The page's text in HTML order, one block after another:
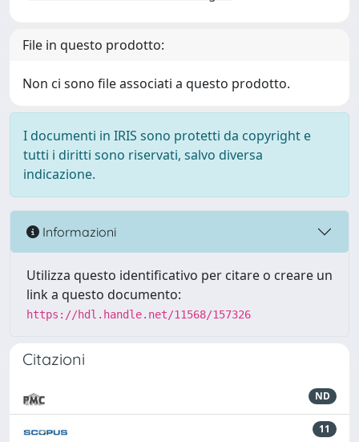
File in questo prodotto:
Non ci sono file associati a questo prodotto.
I documenti in IRIS sono protetti da copyright e
tutti i diritti sono riservati, salvo diversa
indicazione.
Informazioni
Utilizza questo identificativo per citare o creare un
link a questo documento:
https://hdl.handle.net/11568/157326
Citazioni
ND
11